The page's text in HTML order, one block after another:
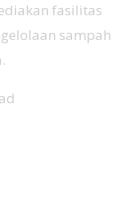
fasilitas
sampah